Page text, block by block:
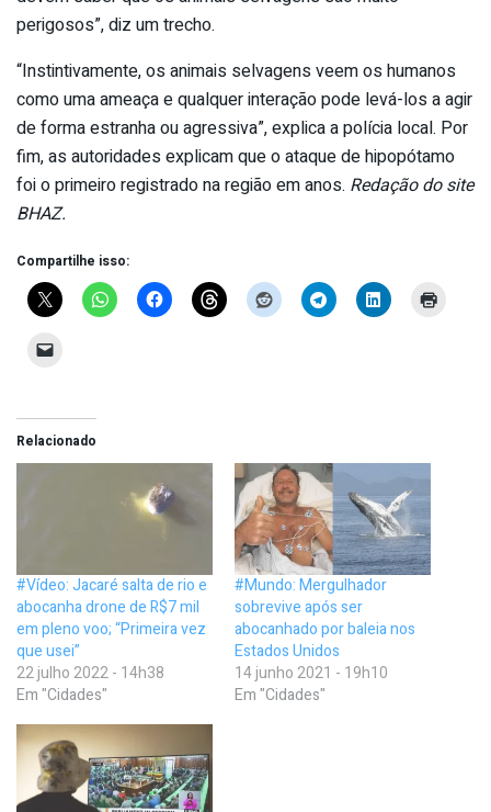
perigosos”, diz um trecho.
“Instintivamente, os animais selvagens veem os humanos
como uma ameaça e qualquer interação pode levá-los a agir
de forma estranha ou agressiva”, explica a polícia local. Por
fim, as autoridades explicam que o ataque de hipopótamo
foi o primeiro registrado na região em anos. Redação do site
BHAZ.
Compartilhe isso:
Relacionado
#Vídeo: Jacaré salta de rio e
abocanha drone de R$7 mil
em pleno voo; “Primeira vez
que usei”
22 julho 2022 - 14h38
Em "Cidades"
#Mundo: Mergulhador
sobrevive após ser
abocanhado por baleia nos
Estados Unidos
14 junho 2021 - 19h10
Em "Cidades"